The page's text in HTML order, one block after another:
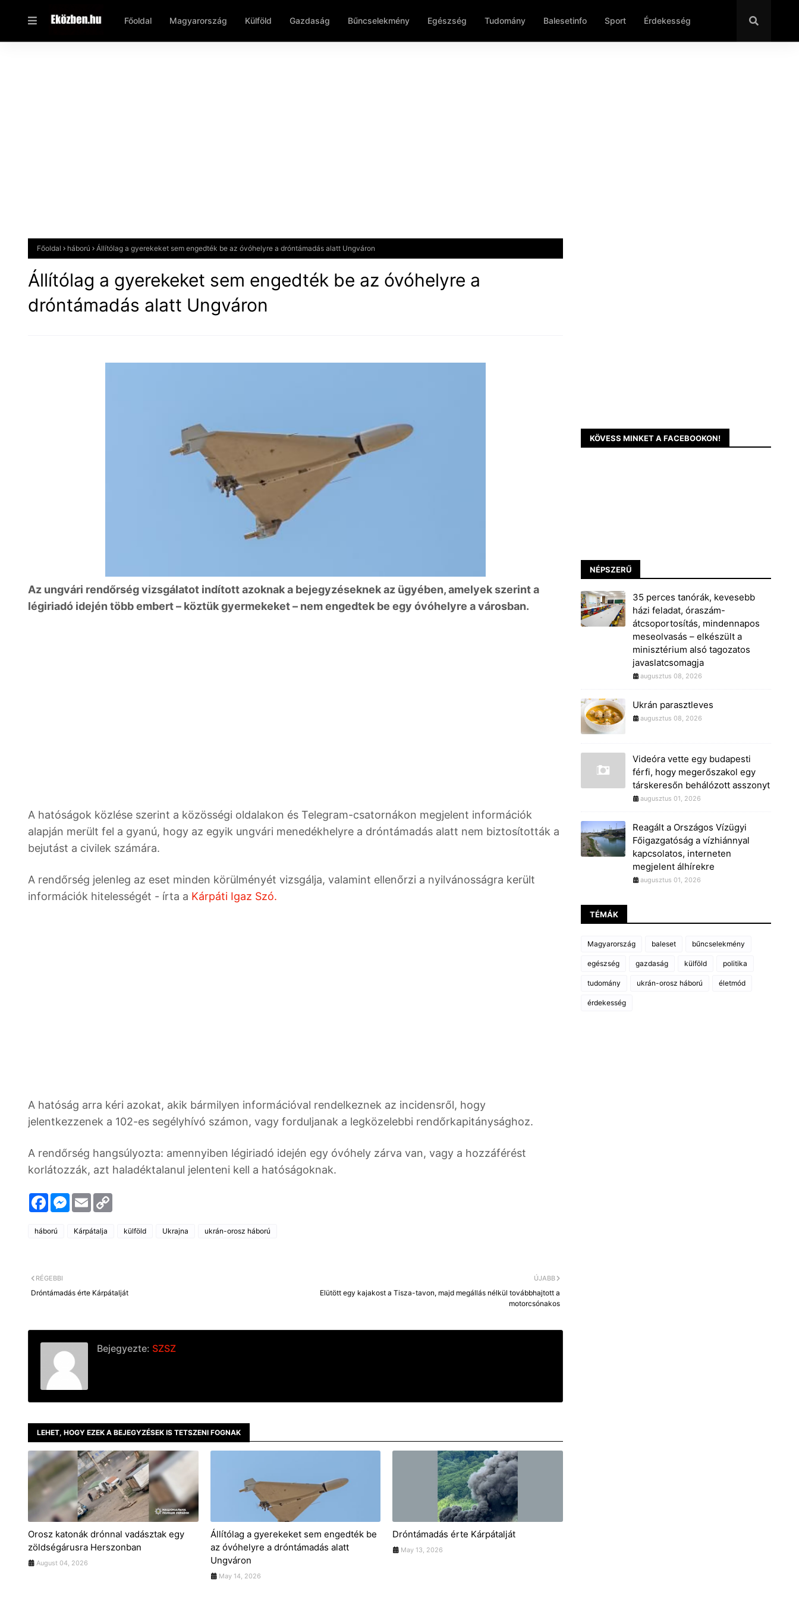
Főoldal Magyarország Külföld Gazdaság Bűncselekmény Egészség Tudomány Balesetinfo Sport Érdekesség
Főoldal háború Állítólag a gyerekeket sem engedték be az óvóhelyre a dróntámadás alatt Ungváron
Állítólag a gyerekeket sem engedték be az óvóhelyre a
dróntámadás alatt Ungváron
Az ungvári rendőrség vizsgálatot indított azoknak a bejegyzéseknek az ügyében, amelyek szerint a
légiriadó idején több embert – köztük gyermekeket – nem engedtek be egy óvóhelyre a városban.
A hatóságok közlése szerint a közösségi oldalakon és Telegram-csatornákon megjelent információk
alapján merült fel a gyanú, hogy az egyik ungvári menedékhelyre a dróntámadás alatt nem biztosították a
bejutást a civilek számára.
A rendőrség jelenleg az eset minden körülményét vizsgálja, valamint ellenőrzi a nyilvánosságra került
információk hitelességét - írta a Kárpáti Igaz Szó.
A hatóság arra kéri azokat, akik bármilyen információval rendelkeznek az incidensről, hogy
jelentkezzenek a 102-es segélyhívó számon, vagy forduljanak a legközelebbi rendőrkapitánysághoz.
A rendőrség hangsúlyozta: amennyiben légiriadó idején egy óvóhely zárva van, vagy a hozzáférést
korlátozzák, azt haladéktalanul jelenteni kell a hatóságoknak.
F
a
b
M
e
s
e
E
m
i
l
háború Kárpátalja külföld Ukrajna ukrán-orosz háború
ÚJABB
Elütött egy kajakost a Tisza-tavon, majd megállás nélkül továbbhajtott a
motorcsónakos
RÉGEBBI
Dróntámadás érte Kárpátalját
Bejegyezte: SZSZ
LEHET, HOGY EZEK A BEJEGYZÉSEK IS TETSZENI FOGNAK
Orosz katonák drónnal vadásztak egy
zöldségárusra Herszonban
August 04, 2026
Állítólag a gyerekeket sem engedték be
az óvóhelyre a dróntámadás alatt
Ungváron
May 14, 2026
Dróntámadás érte Kárpátalját
May 13, 2026
KÖVESS MINKET A FACEBOOKON!
NÉPSZERŰ
35 perces tanórák, kevesebb
házi feladat, óraszám-
átcsoportosítás, mindennapos
meseolvasás – elkészült a
minisztérium alsó tagozatos
javaslatcsomagja
augusztus 08, 2026
Ukrán parasztleves
augusztus 08, 2026
Videóra vette egy budapesti
férfi, hogy megerőszakol egy
társkeresőn behálózott asszonyt
augusztus 01, 2026
Reagált a Országos Vízügyi
Főigazgatóság a vízhiánnyal
kapcsolatos, interneten
megjelent álhírekre
augusztus 01, 2026
TÉMÁK
Magyarország baleset bűncselekmény
egészség gazdaság külföld politika
tudomány ukrán-orosz háború életmód
érdekesség